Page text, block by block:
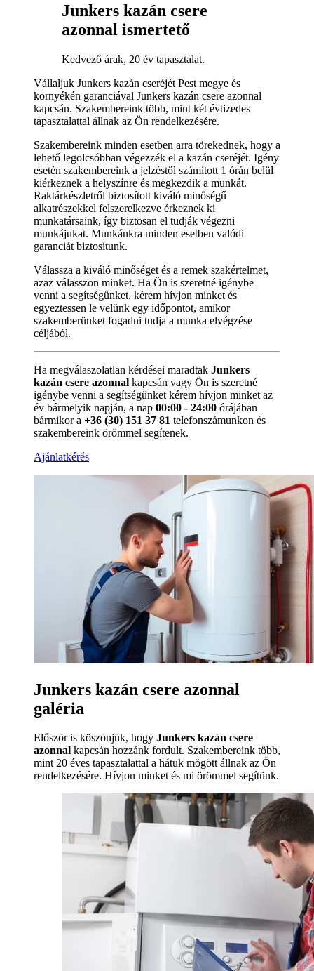
Junkers kazán csere
azonnal ismertető
Kedvező árak, 20 év tapasztalat.
Vállaljuk Junkers kazán cseréjét Pest megye és
környékén garanciával Junkers kazán csere azonnal
kapcsán. Szakembereink több, mint két évtizedes
tapasztalattal állnak az Ön rendelkezésére.
Szakembereink minden esetben arra törekednek, hogy a
lehető legolcsóbban végezzék el a kazán cseréjét. Igény
esetén szakembereink a jelzéstől számított 1 órán belül
kiérkeznek a helyszínre és megkezdik a munkát.
Raktárkészletről biztosított kiváló minőségű
alkatrészekkel felszerelkezve érkeznek ki
munkatársaink, így biztosan el tudják végezni
munkájukat. Munkánkra minden esetben valódi
garanciát biztosítunk.
Válassza a kiváló minőséget és a remek szakértelmet,
azaz válasszon minket. Ha Ön is szeretné igénybe
venni a segítségünket, kérem hívjon minket és
egyeztessen le velünk egy időpontot, amikor
szakemberünket fogadni tudja a munka elvégzése
céljából.
Ha megválaszolatlan kérdései maradtak Junkers
kazán csere azonnal kapcsán vagy Ön is szeretné
igénybe venni a segítségünket kérem hívjon minket az
év bármelyik napján, a nap 00:00 - 24:00 órájában
bármikor a +36 (30) 151 37 81 telefonszámunkon és
szakembereink örömmel segítenek.
Ajánlatkérés
Junkers kazán csere azonnal
galéria
Először is köszönjük, hogy Junkers kazán csere
azonnal kapcsán hozzánk fordult. Szakembereink több,
mint 20 éves tapasztalattal a hátuk mögött állnak az Ön
rendelkezésére. Hívjon minket és mi örömmel segítünk.